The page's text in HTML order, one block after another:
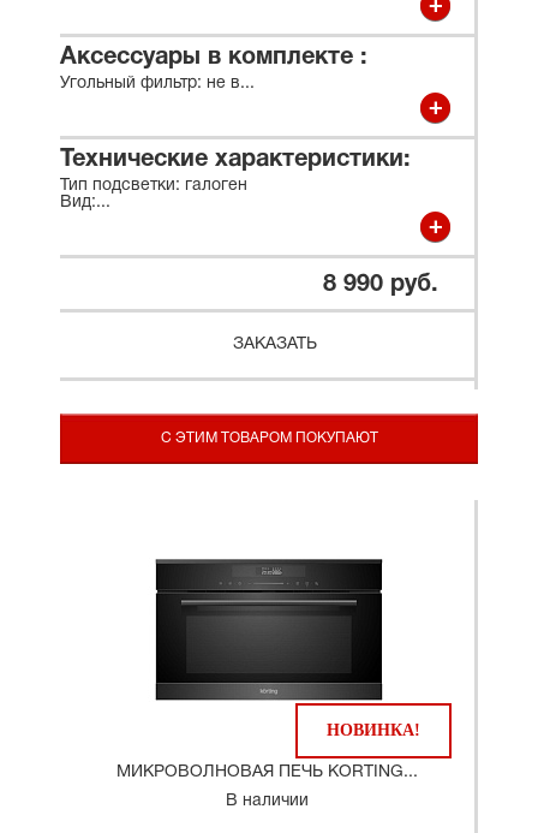
Аксессуары в комплекте :
Угольный фильтр: не в...
Технические характеристики:
Тип подсветки: галоген
Вид:...
8 990 руб.
ЗАКАЗАТЬ
С ЭТИМ ТОВАРОМ ПОКУПАЮТ
НОВИНКА!
МИКРОВОЛНОВАЯ ПЕЧЬ KORTING...
В наличии